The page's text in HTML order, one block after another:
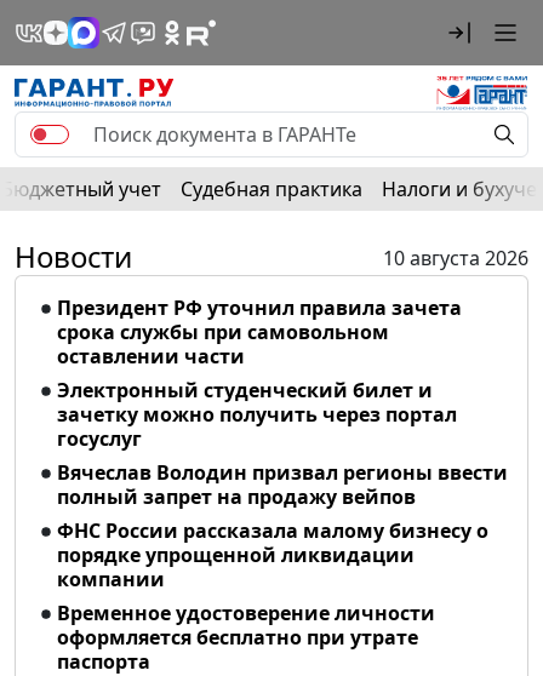
Бюджетный учет Судебная практика Налоги и
Новости
10 августа 2026
Президент РФ уточнил правила зачета
срока службы при самовольном
оставлении части
Электронный студенческий билет и
зачетку можно получить через портал
госуслуг
Вячеслав Володин призвал регионы ввести
полный запрет на продажу вейпов
ФНС России рассказала малому бизнесу о
порядке упрощенной ликвидации
компании
Временное удостоверение личности
оформляется бесплатно при утрате
паспорта